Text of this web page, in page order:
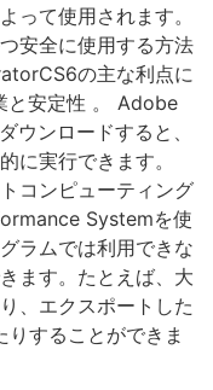
って使用されます。
安全に使用する方法
の主な利点に
と安定性 。 Adobe
ンロードすると、
に実行できます。
コンピューティング
Systemを使
ラムでは利用できな
ます。たとえば、大
、エクスポートした
することができま